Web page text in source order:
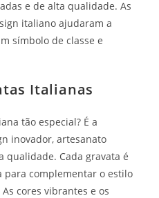
e de alta qualidade. As
italiano ajudaram a
símbolo de classe e
Italianas
tão especial? É a
inovador, artesanato
qualidade. Cada gravata é
para complementar o estilo
cores vibrantes e os